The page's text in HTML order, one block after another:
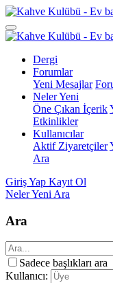
Dergi
Forumlar
Yeni Mesajlar
Neler Yeni
Öne Çıkan İçerik
Etkinlikler
Kullanıcılar
Aktif Ziyaretçiler
Ara
Giriş Yap Kayıt Ol
Neler Yeni Ara
Ara
Sadece başlıkları ara
Kullanıcı: